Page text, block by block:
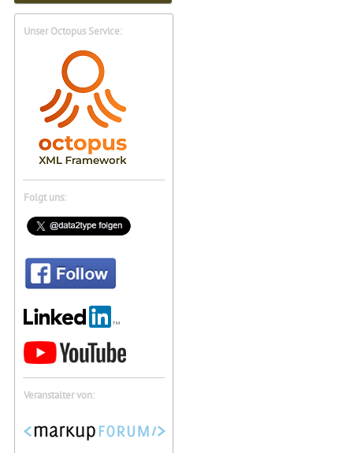
Unser Octopus Service:
Folgt uns:
Veranstalter von: